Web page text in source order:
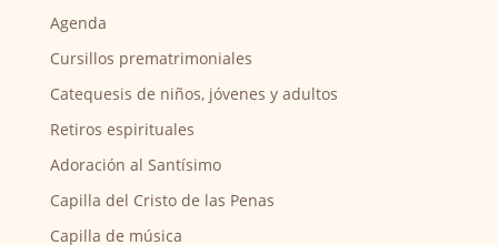
Agenda
Cursillos prematrimoniales
Catequesis de niños, jóvenes y adultos
Retiros espirituales
Adoración al Santísimo
Capilla del Cristo de las Penas
Capilla de música